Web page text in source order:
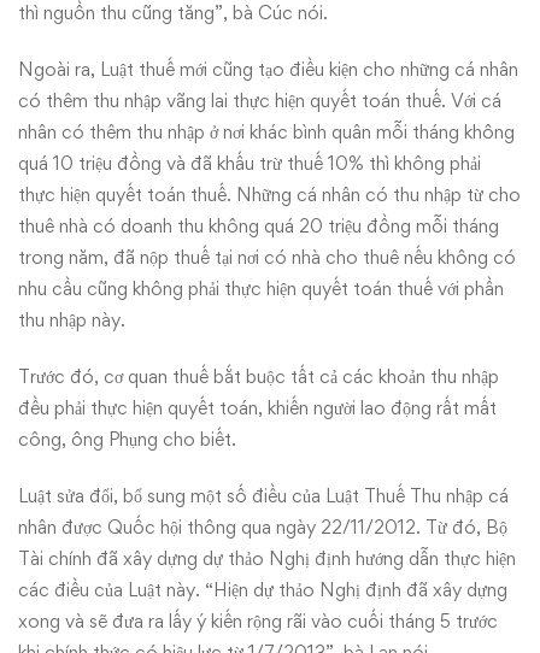
thì nguồn thu cũng tăng”, bà Cúc nói.
Ngoài ra, Luật thuế mới cũng tạo điều kiện cho những cá nhân
có thêm thu nhập vãng lai thực hiện quyết toán thuế. Với cá
nhân có thêm thu nhập ở nơi khác bình quân mỗi tháng không
quá 10 triệu đồng và đã khấu trừ thuế 10% thì không phải
thực hiện quyết toán thuế. Những cá nhân có thu nhập từ cho
thuê nhà có doanh thu không quá 20 triệu đồng mỗi tháng
trong năm, đã nộp thuế tại nơi có nhà cho thuê nếu không có
nhu cầu cũng không phải thực hiện quyết toán thuế với phần
thu nhập này.
Trước đó, cơ quan thuế bắt buộc tất cả các khoản thu nhập
đều phải thực hiện quyết toán, khiến người lao động rất mất
công, ông Phụng cho biết.
Luật sửa đổi, bổ sung một số điều của Luật Thuế Thu nhập cá
nhân được Quốc hội thông qua ngày 22/11/2012. Từ đó, Bộ
Tài chính đã xây dựng dự thảo Nghị định hướng dẫn thực hiện
các điều của Luật này. “Hiện dự thảo Nghị định đã xây dựng
xong và sẽ đưa ra lấy ý kiến rộng rãi vào cuối tháng 5 trước